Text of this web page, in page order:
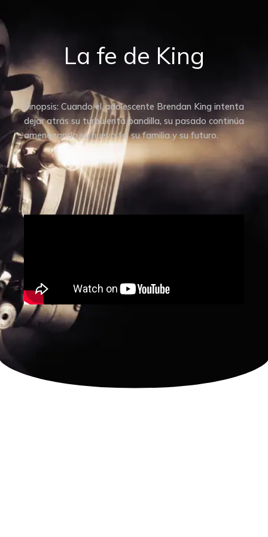
La fe de King
Sinopsis: Cuando el adolescente Brendan King intenta
dejar atrás su turbulenta pandilla, su pasado continúa
amenazando su nueva fe, su familia y su futuro.